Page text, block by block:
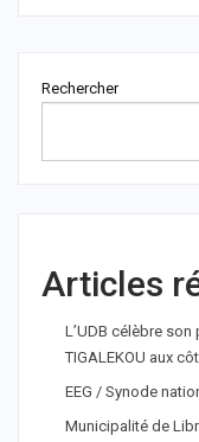
Rechercher
Articles
L’UDB célèbre
TIGALEKOU aux
EEG / Synode
Municipalité de